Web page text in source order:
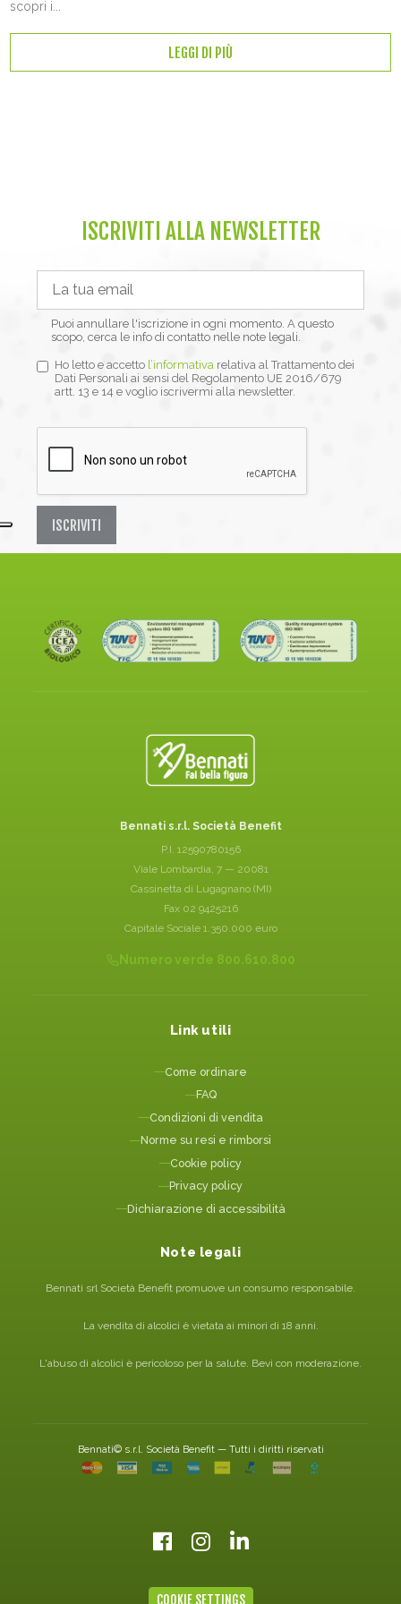
scopri i...
LEGGI DI PIÙ
ISCRIVITI ALLA NEWSLETTER
Puoi annullare l'iscrizione in ogni momento. A questo
scopo, cerca le info di contatto nelle note legali.
Ho letto e accetto l’informativa relativa al Trattamento dei
Dati Personali ai sensi del Regolamento UE 2016/679
artt. 13 e 14 e voglio iscrivermi alla newsletter.
ISCRIVITI
Bennati s.r.l. Società Benefit
P.I. 12590780156
Viale Lombardia, 7 — 20081
Cassinetta di Lugagnano (MI)
Fax 02 9425216
Capitale Sociale 1.350.000 euro
Numero verde 800.610.800
Link utili
Come ordinare
FAQ
Condizioni di vendita
Norme su resi e rimborsi
Cookie policy
Privacy policy
Dichiarazione di accessibilità
Note legali
Bennati srl Società Benefit promuove un consumo responsabile.
La vendita di alcolici è vietata ai minori di 18 anni.
L'abuso di alcolici è pericoloso per la salute. Bevi con moderazione.
Bennati© s.r.l. Società Benefit — Tutti i diritti riservati
COOKIE SETTINGS